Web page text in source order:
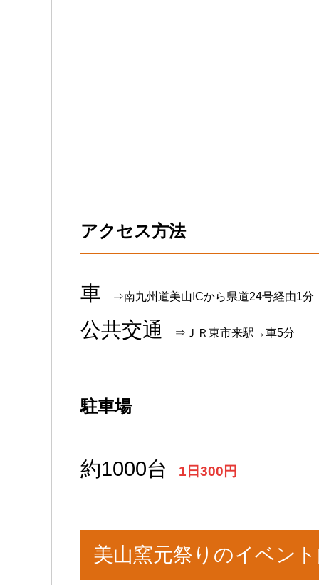
アクセス方法
車 ⇒南九州道美山ICから県道24号経由1分
公共交通 ⇒ＪＲ東市来駅→車5分
駐車場
約1000台 1日300円
美山窯元祭りのイベン